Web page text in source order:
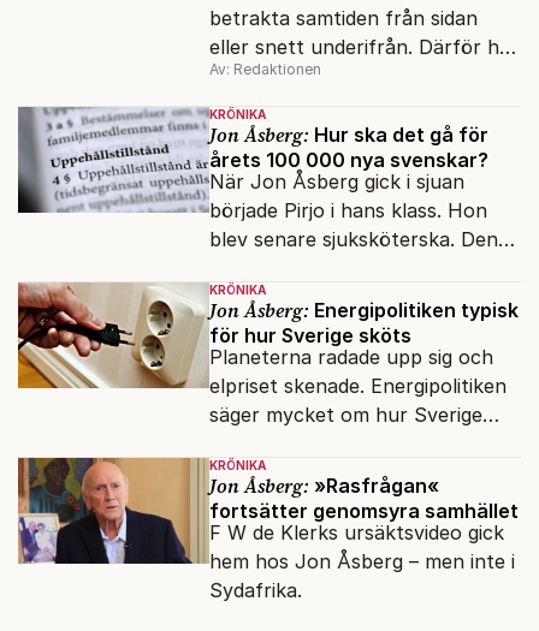
betrakta samtiden från sidan
eller snett underifrån. Därför har
mina reportage ofta handlat om
minoriteter och
värderingskonflikter, säger Lars
Åberg, ny krönikör på Fokus.
Av: Redaktionen
KRÖNIKA
Jon Åsberg: Hur ska det gå för
årets 100 000 nya svenskar?
När Jon Åsberg gick i sjuan
började Pirjo i hans klass. Hon
blev senare sjuksköterska. Den
för många av dagens nya
svenskar.
KRÖNIKA
Jon Åsberg: Energipolitiken typisk
för hur Sverige sköts
Planeterna radade upp sig och
elpriset skenade. Energipolitiken
säger mycket om hur Sverige
KRÖNIKA
Jon Åsberg: »Rasfrågan«
fortsätter genomsyra samhället
F W de Klerks ursäktsvideo gick
hem hos Jon Åsberg – men inte i
Sydafrika.